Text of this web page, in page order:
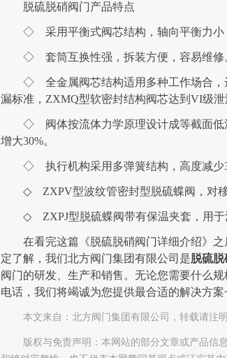
脱硫脱硝阀门产品特点
◇ 采用平衡式阀芯结构，轴向平衡力小
◇ 套筒互换性强，拆装方便，容易维修
◇ 全金属阀芯结构适用多种工作场合，
漏标准，ZXMQ型软密封结构阀芯达到VI级泄
◇ 阀体按流体力学原理设计成等截面低
增大30%。
◇ 执行机构采用多弹簧结构，高度减少
◇ ZXPV型波纹管密封型脱硫蝶阀，对移
◇ ZXPJ型脱硫蝶阀带有保温夹套，用于
在看完这篇《脱硫脱硝阀门详细介绍》
定了解，我们北方阀门集团有限公司是脱硫脱
阀门的研发、生产和销售。无论您需要什么
电话，我们将竭诚为您提供最合适的解决方案
本文来自：北方阀门集团有限公司，转载请注
版权与免责声明：本网站的部分文章或产品信